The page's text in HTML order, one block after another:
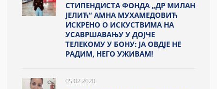
СТИПЕНДИСТА ФОНДА „ДР МИЛАН
ЈЕЛИЋ“ АМНА МУХАМЕДОВИЋ
ИСКРЕНО О ИСКУСТВИМА НА
УСАВРШАВАЊУ У ДОЈЧЕ
ТЕЛЕКОМУ У БОНУ: ЈА ОВДЈЕ НЕ
РАДИМ, НЕГО УЖИВАМ!
05.02.2020.